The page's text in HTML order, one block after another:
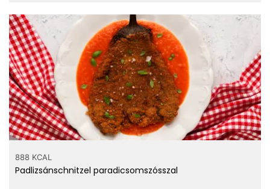
888 KCAL
Padlizsánschnitzel paradicsomszósszal